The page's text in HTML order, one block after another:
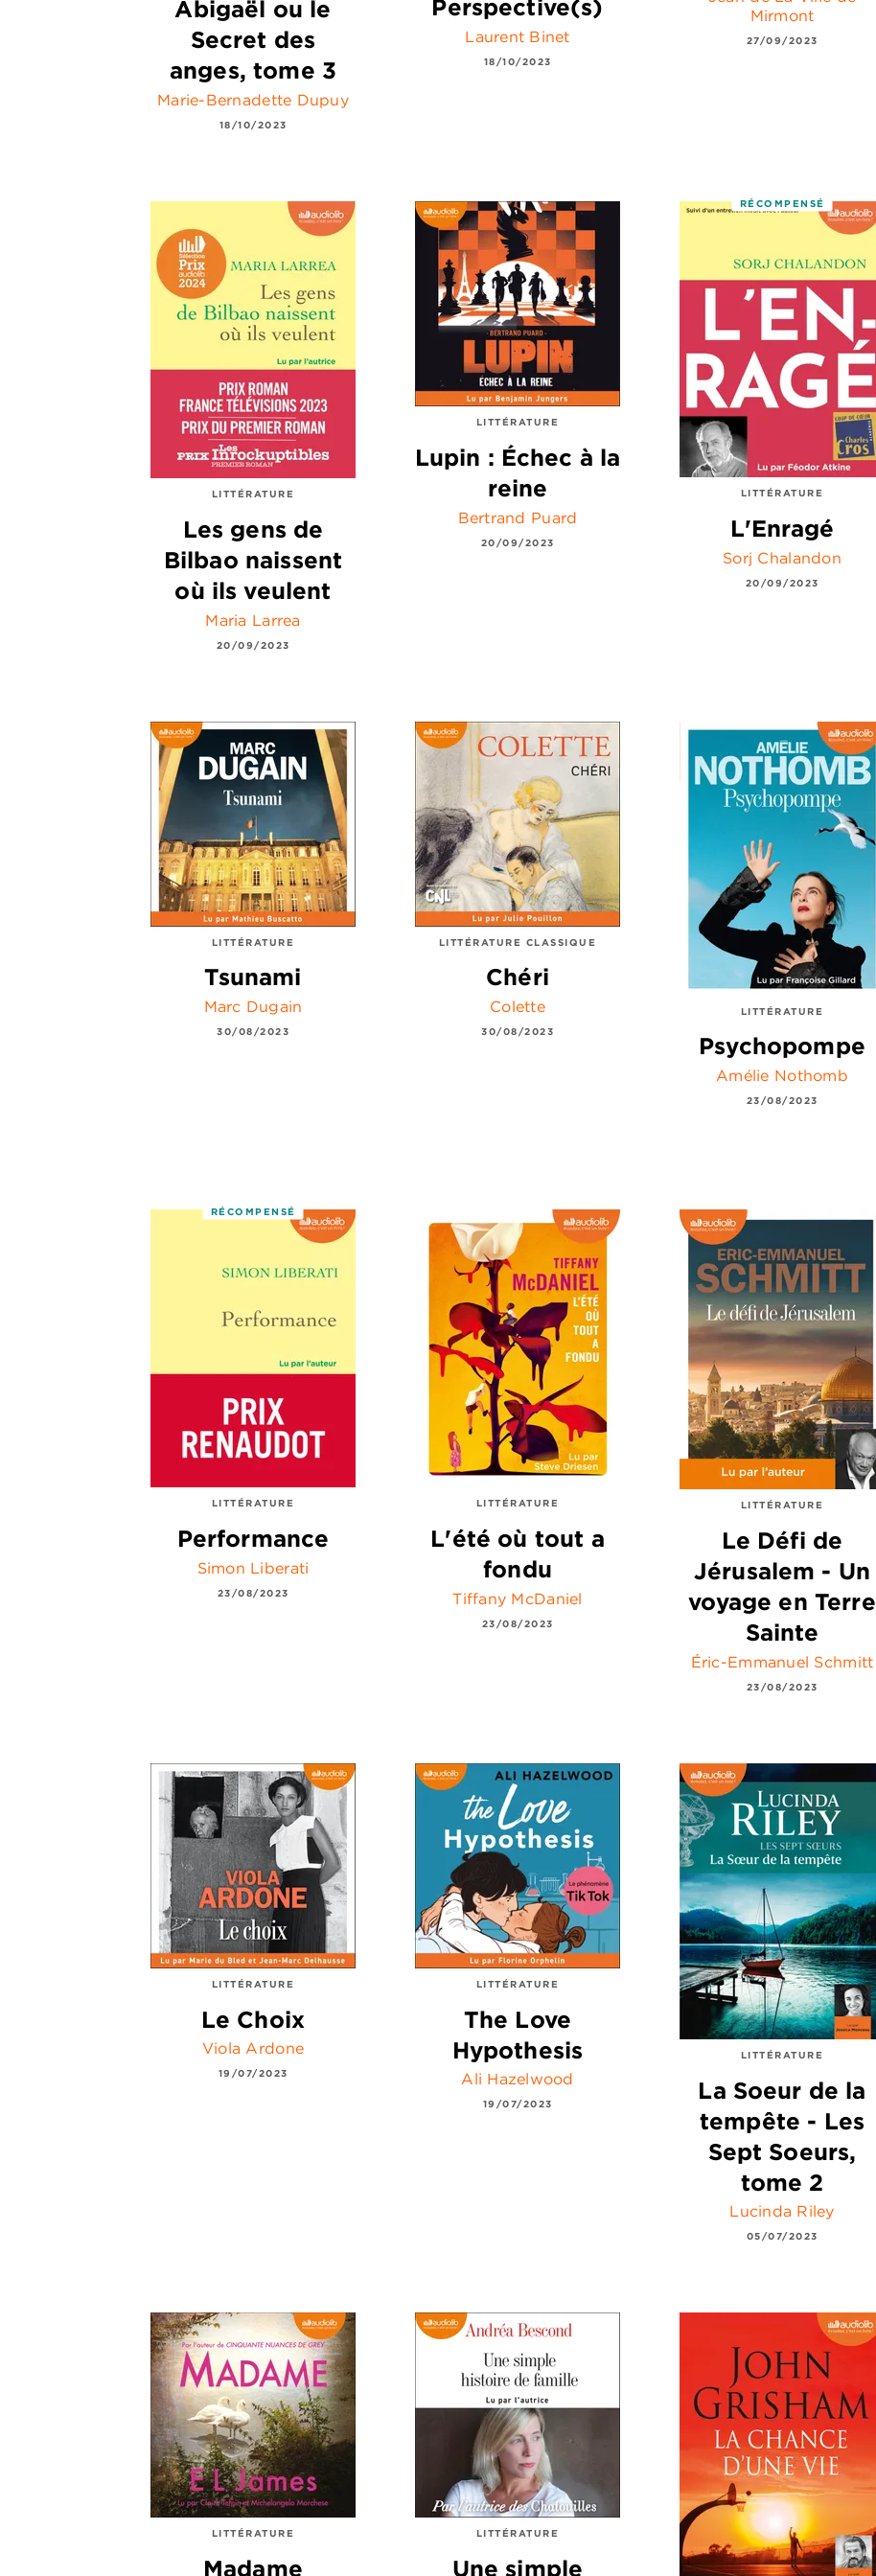
Abigaël ou le
Secret des
anges, tome 3
Marie-Bernadette Dupuy
18/10/2023
Perspective(s)
Laurent Binet
18/10/2023
Mirmont
27/09/2023
LITTÉRATURE
Les gens de
Bilbao naissent
où ils veulent
Maria Larrea
20/09/2023
LITTÉRATURE
Lupin : Échec à la
reine
Bertrand Puard
20/09/2023
RÉCOMPENSÉ
LITTÉRATURE
L'Enragé
Sorj Chalandon
20/09/2023
LITTÉRATURE
Tsunami
Marc Dugain
30/08/2023
LITTÉRATURE CLASSIQUE
Chéri
Colette
30/08/2023
LITTÉRATURE
Psychopompe
Amélie Nothomb
23/08/2023
RÉCOMPENSÉ
LITTÉRATURE
Performance
Simon Liberati
23/08/2023
LITTÉRATURE
L'été où tout a
fondu
Tiffany McDaniel
23/08/2023
LITTÉRATURE
Le Défi de
Jérusalem - Un
voyage en Terre
Sainte
Éric-Emmanuel Schmitt
23/08/2023
LITTÉRATURE
Le Choix
Viola Ardone
19/07/2023
LITTÉRATURE
The Love
Hypothesis
Ali Hazelwood
19/07/2023
LITTÉRATURE
La Soeur de la
tempête - Les
Sept Soeurs,
tome 2
Lucinda Riley
05/07/2023
LITTÉRATURE
Madame
LITTÉRATURE
Une simple